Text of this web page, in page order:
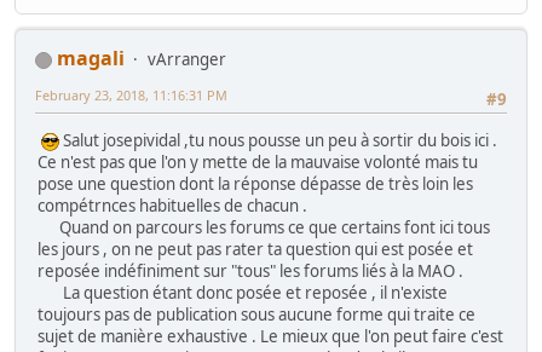
magali
vArranger
#9
February 23, 2018, 11:16:31 PM
Salut josepividal ,tu nous pousse un peu à sortir du bois ici .
Ce n'est pas que l'on y mette de la mauvaise volonté mais tu
pose une question dont la réponse dépasse de très loin les
compétrnces habituelles de chacun .
Quand on parcours les forums ce que certains font ici tous
les jours , on ne peut pas rater ta question qui est posée et
reposée indéfiniment sur "tous" les forums liés à la MAO .
La question étant donc posée et reposée , il n'existe
toujours pas de publication sous aucune forme qui traite ce
sujet de manière exhaustive . Le mieux que l'on peut faire c'est